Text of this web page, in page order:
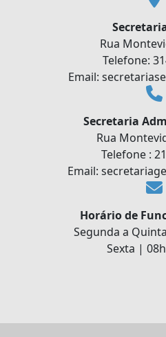
Rua
Telefone:
Email:
Secretaria
Rua
Telefone :
Email:
Horário de
Segunda a
Sexta |